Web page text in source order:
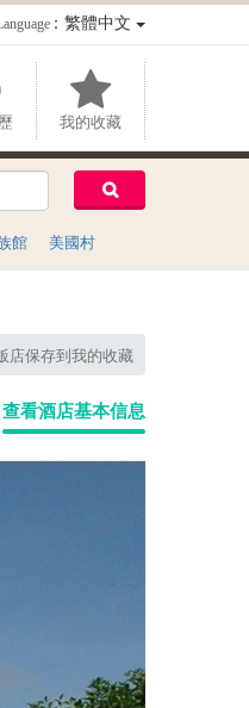
：繁體中文
我的收藏
館 美國村
店保存到我的收藏
查看酒店基本信息